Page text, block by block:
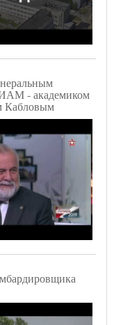
- академиком
Кабловым